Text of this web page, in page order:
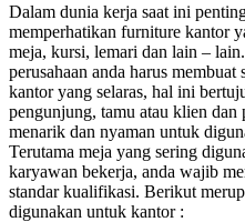
Dalam dunia kerja saat ini
memperhatikan furniture kantor
meja, kursi, lemari dan lain –
perusahaan anda harus
kantor yang selaras, hal ini
pengunjung, tamu atau klien dan
menarik dan nyaman untuk
Terutama meja yang sering
karyawan bekerja, anda wajib
standar kualifikasi. Berikut
digunakan untuk kantor :